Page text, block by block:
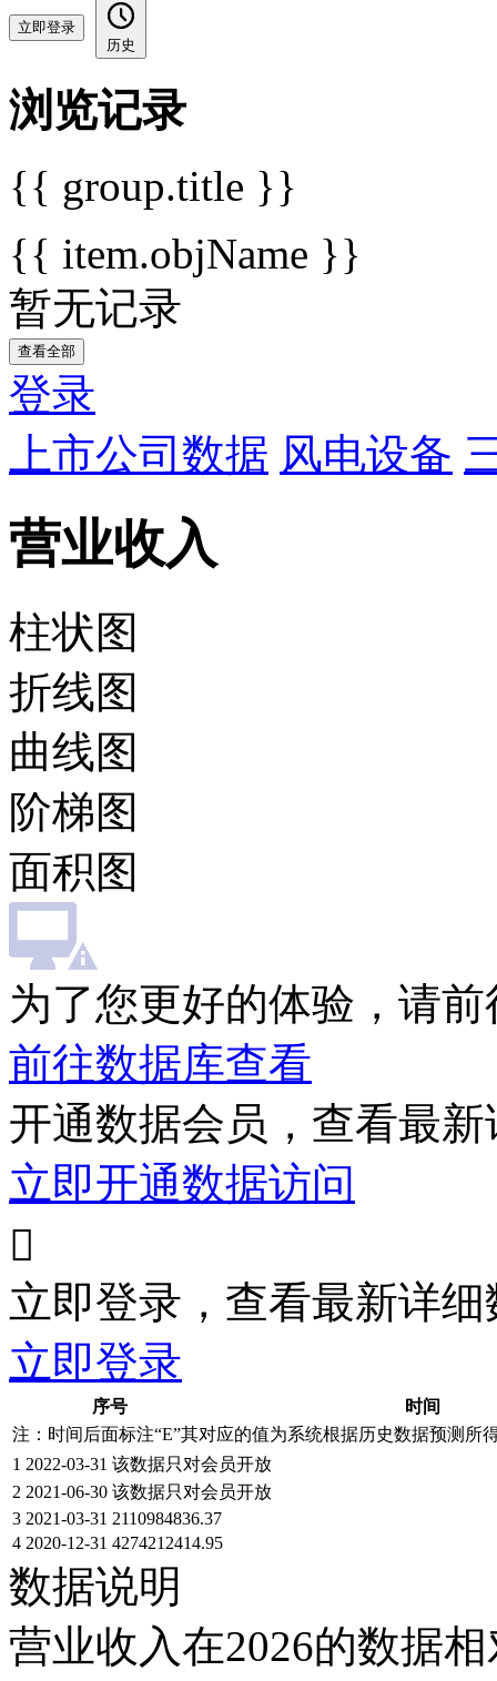
立即登录
历史
浏览记录
{{ group.title }}
{{ item.objName }}
暂无记录
查看全部
登录
上市公司数据 风电设备
营业收入
柱状图
折线图
曲线图
阶梯图
面积图
为了您更好的体验，请
前往数据库查看
开通数据会员，查看最
立即开通数据访问

立即登录，查看最新详细
立即登录
序号
时间
注：时间后面标注“E”其对应的值为系统根据历史数据预测所
1 2022-03-31 该数据只对会员开放
2 2021-06-30 该数据只对会员开放
3 2021-03-31 2110984836.37
4 2020-12-31 4274212414.95
数据说明
营业收入在2026的数据